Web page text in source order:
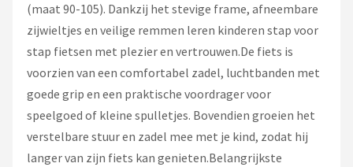
(maat 90-105). Dankzij het stevige frame, afneembare
zijwieltjes en veilige remmen leren kinderen stap voor
stap fietsen met plezier en vertrouwen.De fiets is
voorzien van een comfortabel zadel, luchtbanden met
goede grip en een praktische voordrager voor
speelgoed of kleine spulletjes. Bovendien groeien het
verstelbare stuur en zadel mee met je kind, zodat hij
langer van zijn fiets kan genieten.Belangrijkste